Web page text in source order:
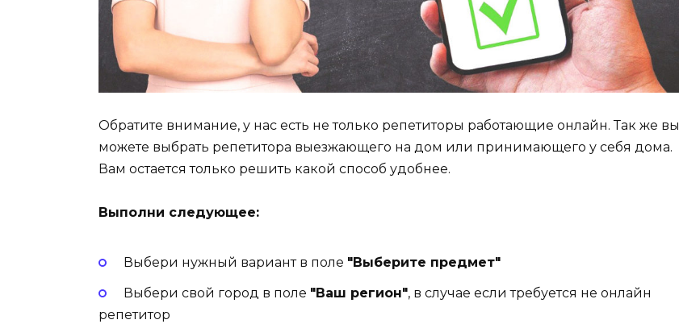
Обратите внимание, у нас есть не только репетиторы работающие онлайн. Так же вы
можете выбрать репетитора выезжающего на дом или принимающего у себя дома.
Вам остается только решить какой способ удобнее.
Выполни следующее:
Выбери нужный вариант в поле "Выберите предмет"
Выбери свой город в поле "Ваш регион", в случае если требуется не онлайн
репетитор